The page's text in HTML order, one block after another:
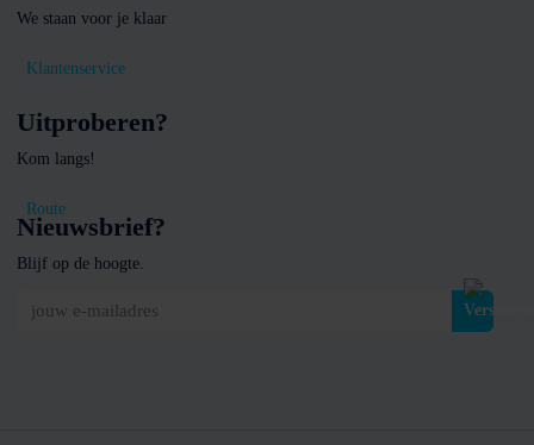
We staan voor je klaar
Klantenservice
Uitproberen?
Kom langs!
Route
Nieuwsbrief?
Blijf op de hoogte.
jouw e-mailadres